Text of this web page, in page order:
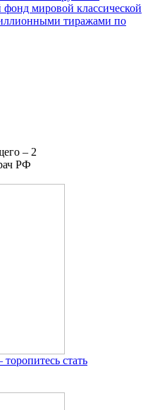
мировой классической
тиражами по
– 2
РФ
стать